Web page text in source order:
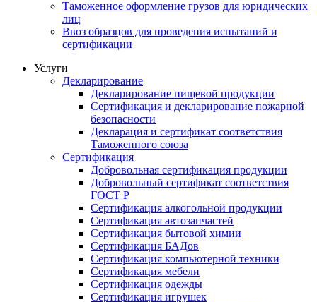
Таможенное оформление грузов для юридических
лиц
Ввоз образцов для проведения испытаний и
сертификации
Услуги
Декларирование
Декларирование пищевой продукции
Сертификация и декларирование пожарной
безопасности
Декларация и сертификат соответствия
Таможенного союза
Сертификация
Добровольная сертификация продукции
Добровольный сертификат соответствия
ГОСТ Р
Сертификация алкогольной продукции
Сертификация автозапчастей
Сертификация бытовой химии
Сертификация БАДов
Сертификация компьютерной техники
Сертификация мебели
Сертификация одежды
Сертификация игрушек